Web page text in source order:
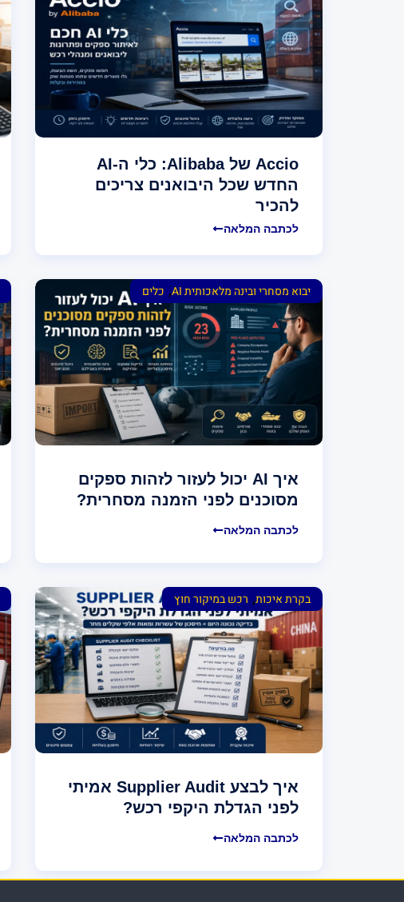
Accio של Alibaba: כלי ה-AI
החדש שכל היבואנים צריכים
להכיר
לכתבה המלאה
יבוא מסחרי ובינה מלאכותית AI , כלים
איך AI יכול לעזור לזהות ספקים
מסוכנים לפני הזמנה מסחרית?
לכתבה המלאה
בקרת איכות, רכש במיקור חוץ
איך לבצע Supplier Audit אמיתי
לפני הגדלת היקפי רכש?
לכתבה המלאה